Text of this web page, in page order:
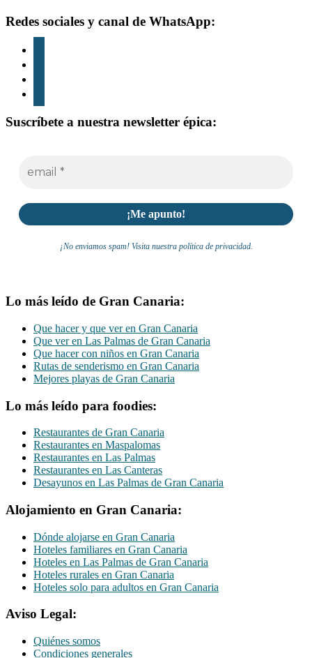
Footer
Redes sociales y canal de WhatsApp:
Suscríbete a nuestra newsletter épica:
¡No enviamos spam! Visita nuestra política de privacidad.
Lo más leído de Gran Canaria:
Que hacer y que ver en Gran Canaria
Que ver en Las Palmas de Gran Canaria
Que hacer con niños en Gran Canaria
Rutas de senderismo en Gran Canaria
Mejores playas de Gran Canaria
Lo más leído para foodies:
Restaurantes de Gran Canaria
Restaurantes en Maspalomas
Restaurantes en Las Palmas
Restaurantes en Las Canteras
Desayunos en Las Palmas de Gran Canaria
Alojamiento en Gran Canaria:
Dónde alojarse en Gran Canaria
Hoteles familiares en Gran Canaria
Hoteles en Las Palmas de Gran Canaria
Hoteles rurales en Gran Canaria
Hoteles solo para adultos en Gran Canaria
Aviso Legal:
Quiénes somos
Condiciones generales